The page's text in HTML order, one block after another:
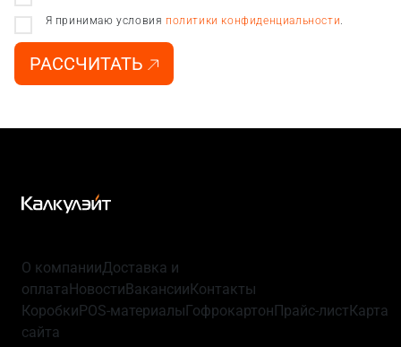
Я принимаю условия политики конфиденциальности
РАССЧИТАТЬ
О компанииДоставка и
оплатаНовостиВакансииКонтакты
КоробкиPOS-материалыГофрокартонПрайс-листКарта
сайта